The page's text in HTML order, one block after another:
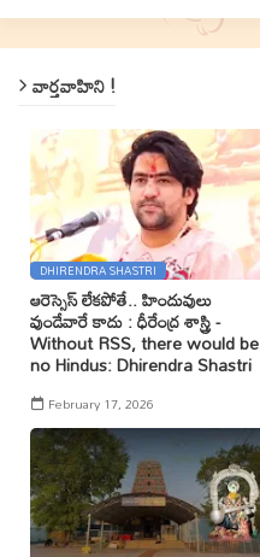
వార్తవాహిని !
DHIRENDRA SHASTRI
ఆరెస్సెస్ లేకపోతే.. హిందువులు
వుండేవారే కాదు : ధీరేంద్ర శాస్త్రి -
Without RSS, there would be
no Hindus: Dhirendra Shastri
February 17, 2026